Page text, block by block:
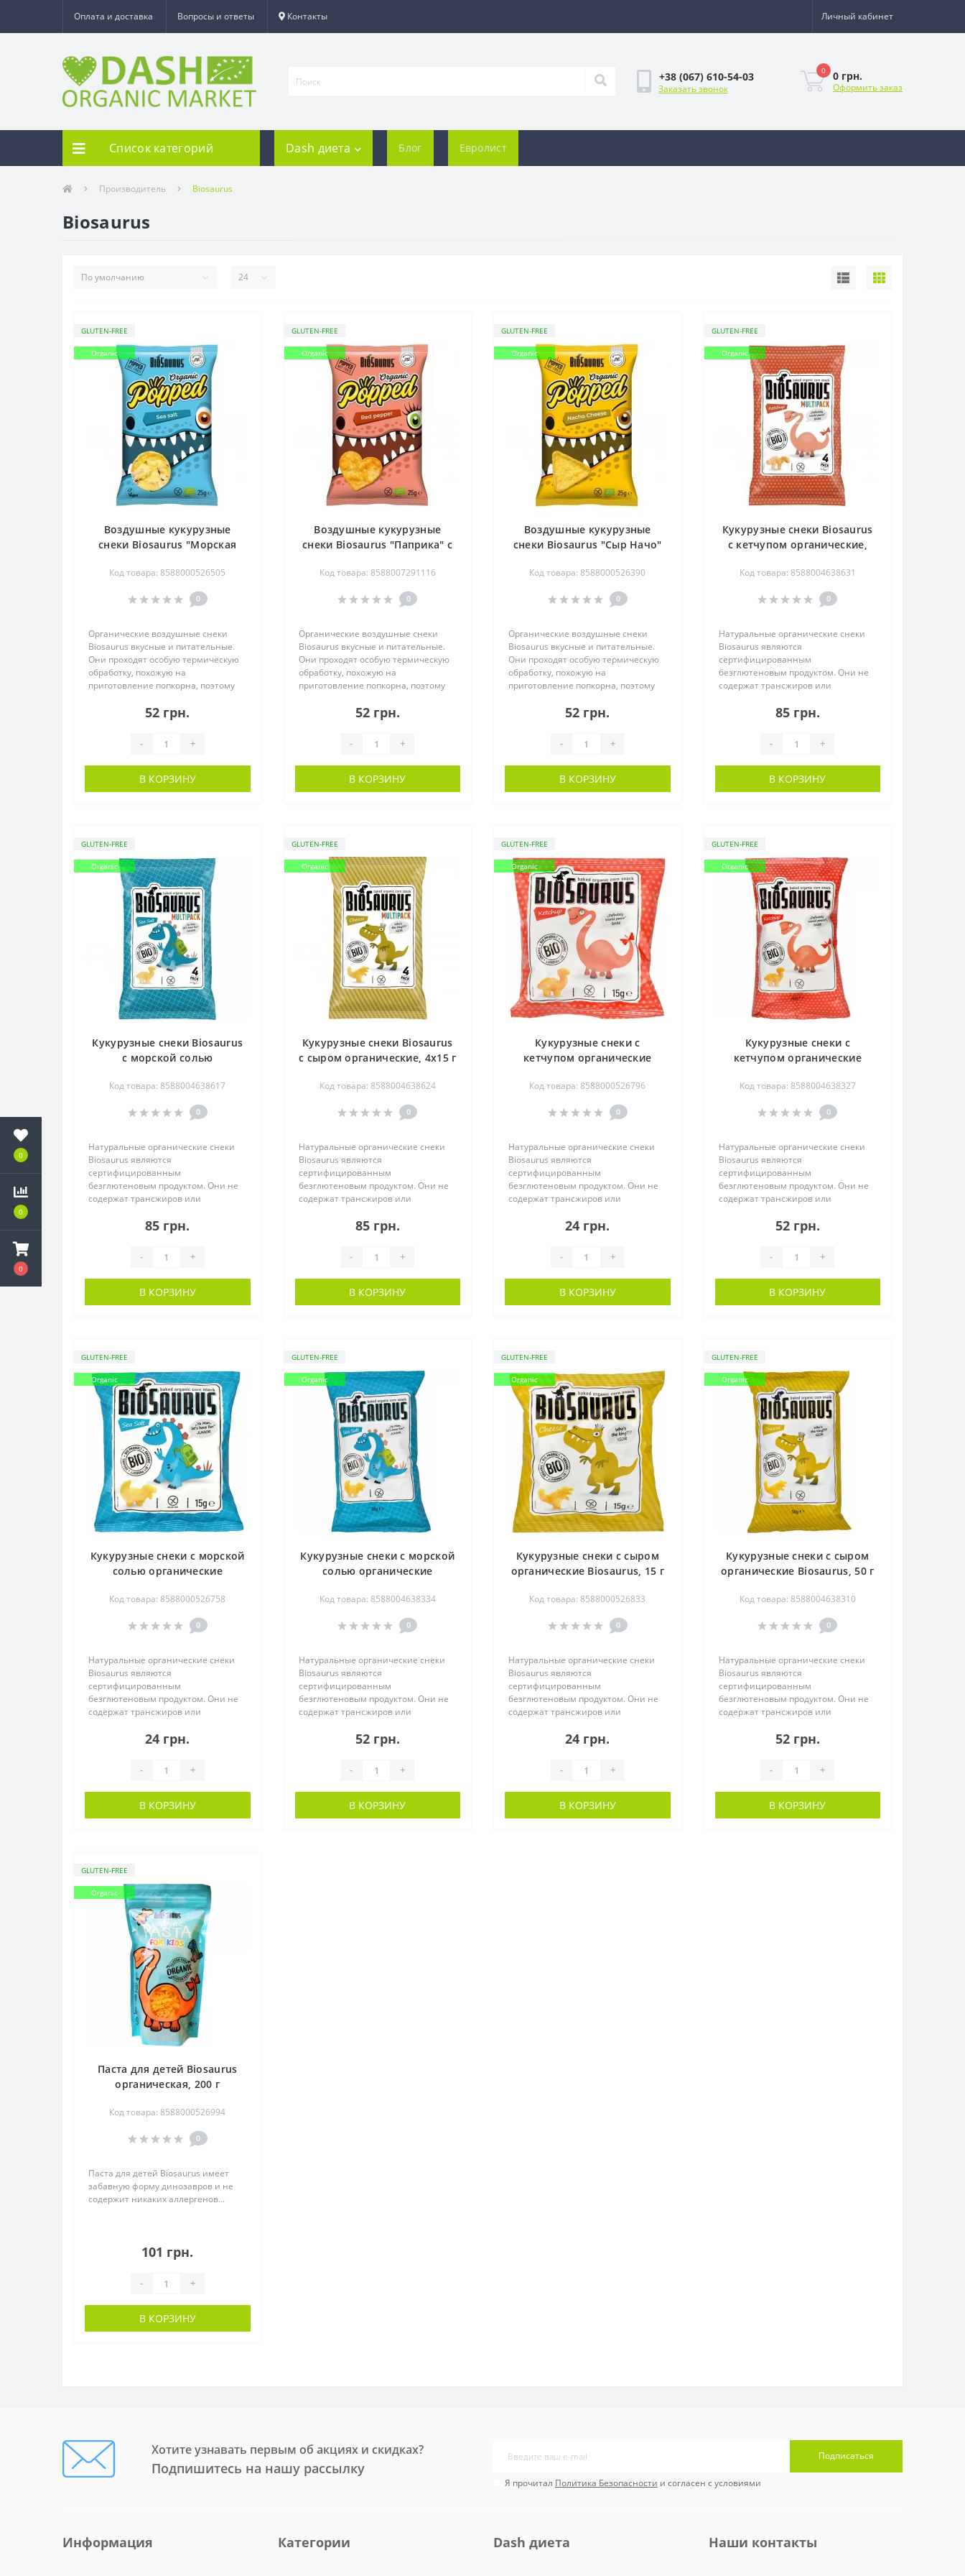
0
0
0
Оплата и доставка Вопросы и ответы Контакты Личный кабинет
+38 (067) 610-54-03
Заказать звонок
0 0 грн.
Оформить заказ
Список категорий Dash диета Блог Евролист
Производитель Biosaurus
Biosaurus
GLUTEN-FREE
Organic
Воздушные кукурузные
снеки Biosaurus "Морская
кукурузой органические, 25 г
Код товара: 8588000526505
0
Органические воздушные снеки
Biosaurus вкусные и питательные.
Они проходят особую термическую
обработку, похожую на
приготовление попкорна, поэтому
52 грн.
- +
В КОРЗИНУ
GLUTEN-FREE
Organic
Воздушные кукурузные
снеки Biosaurus "Паприка" с
органические, 25 г
Код товара: 8588007291116
0
Органические воздушные снеки
Biosaurus вкусные и питательные.
Они проходят особую термическую
обработку, похожую на
приготовление попкорна, поэтому
52 грн.
- +
В КОРЗИНУ
GLUTEN-FREE
Organic
Воздушные кукурузные
снеки Biosaurus "Сыр Начо"
Код товара: 8588000526390
0
Органические воздушные снеки
Biosaurus вкусные и питательные.
Они проходят особую термическую
обработку, похожую на
приготовление попкорна, поэтому
52 грн.
- +
В КОРЗИНУ
GLUTEN-FREE
Organic
Кукурузные снеки Biosaurus
с кетчупом органические,
Код товара: 8588004638631
0
Натуральные органические снеки
Biosaurus являются
сертифицированным
безглютеновым продуктом. Они не
содержат трансжиров или
85 грн.
- +
В КОРЗИНУ
GLUTEN-FREE
Organic
Кукурузные снеки Biosaurus
с морской солью
Код товара: 8588004638617
0
Натуральные органические снеки
Biosaurus являются
сертифицированным
безглютеновым продуктом. Они не
содержат трансжиров или
85 грн.
- +
В КОРЗИНУ
GLUTEN-FREE
Organic
Кукурузные снеки Biosaurus
с сыром органические, 4x15 г
Код товара: 8588004638624
0
Натуральные органические снеки
Biosaurus являются
сертифицированным
безглютеновым продуктом. Они не
содержат трансжиров или
85 грн.
- +
В КОРЗИНУ
GLUTEN-FREE
Organic
Кукурузные снеки с
кетчупом органические
Код товара: 8588000526796
0
Натуральные органические снеки
Biosaurus являются
сертифицированным
безглютеновым продуктом. Они не
содержат трансжиров или
24 грн.
- +
В КОРЗИНУ
GLUTEN-FREE
Organic
Кукурузные снеки с
кетчупом органические
Код товара: 8588004638327
0
Натуральные органические снеки
Biosaurus являются
сертифицированным
безглютеновым продуктом. Они не
содержат трансжиров или
52 грн.
- +
В КОРЗИНУ
GLUTEN-FREE
Organic
Кукурузные снеки с морской
солью органические
Код товара: 8588000526758
0
Натуральные органические снеки
Biosaurus являются
сертифицированным
безглютеновым продуктом. Они не
содержат трансжиров или
24 грн.
- +
В КОРЗИНУ
GLUTEN-FREE
Organic
Кукурузные снеки с морской
солью органические
Код товара: 8588004638334
0
Натуральные органические снеки
Biosaurus являются
сертифицированным
безглютеновым продуктом. Они не
содержат трансжиров или
52 грн.
- +
В КОРЗИНУ
GLUTEN-FREE
Organic
Кукурузные снеки с сыром
органические Biosaurus, 15 г
Код товара: 8588000526833
0
Натуральные органические снеки
Biosaurus являются
сертифицированным
безглютеновым продуктом. Они не
содержат трансжиров или
24 грн.
- +
В КОРЗИНУ
GLUTEN-FREE
Organic
Кукурузные снеки с сыром
органические Biosaurus, 50 г
Код товара: 8588004638310
0
Натуральные органические снеки
Biosaurus являются
сертифицированным
безглютеновым продуктом. Они не
содержат трансжиров или
52 грн.
- +
В КОРЗИНУ
GLUTEN-FREE
Organic
Паста для детей Biosaurus
органическая, 200 г
Код товара: 8588000526994
0
Паста для детей Biosaurus имеет
забавную форму динозавров и не
содержит никаких аллергенов...
101 грн.
- +
В КОРЗИНУ
Хотите узнавать первым об акциях и скидках?
Подпишитесь на нашу рассылку
Подписаться
Я прочитал Политика Безопасности и согласен с условиями
Информация Категории Dash диета Наши контакты